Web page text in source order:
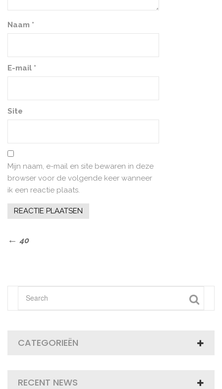
Naam *
E-mail *
Site
Mijn naam, e-mail en site bewaren in deze
browser voor de volgende keer wanneer
ik een reactie plaats.
Bericht
Previous
40
CATEGORIEËN
RECENT NEWS